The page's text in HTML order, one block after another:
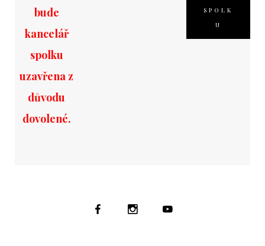
bude
kancelář
spolku
uzavřena z
důvodu
dovolené.
SPOLK
U